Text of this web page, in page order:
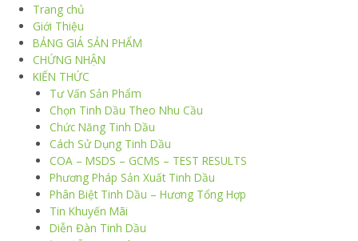
Trang chủ
Giới Thiệu
BẢNG GIÁ SẢN PHẨM
CHỨNG NHẬN
KIẾN THỨC
Tư Vấn Sản Phẩm
Chọn Tinh Dầu Theo Nhu Cầu
Chức Năng Tinh Dầu
Cách Sử Dụng Tinh Dầu
COA – MSDS – GCMS – TEST RESULTS
Phương Pháp Sản Xuất Tinh Dầu
Phân Biệt Tinh Dầu – Hương Tổng Hợp
Tin Khuyến Mãi
Diễn Đàn Tinh Dầu